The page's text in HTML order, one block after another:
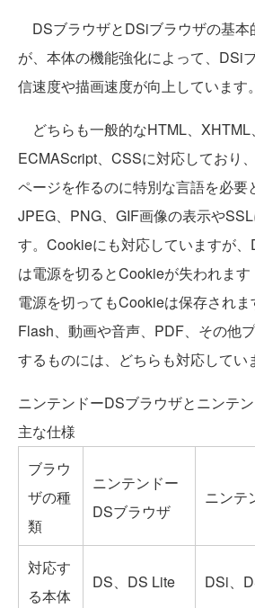
DSブラウザとDSiブラウザの基本
が、本体の機能強化によって、DSi
信速度や描画速度が向上しています。
どちらも一般的なHTML、XHTML
ECMAScript、CSSに対応しており
ページを作るのに特別な言語を必要
JPEG、PNG、GIF画像の表示や
す。Cookieにも対応していますが
は電源を切るとCookieが失われま
電源を切ってもCookieは保存されま
Flash、動画や音声、PDF、その他
するものには、どちらも対応してい
ニンテンドーDSブラウザとニンテ
主な仕様
ブラウ
ザの種
類
ニンテンドー
DSブラウザ
ニンテ
対応す
る本体
DS、DS Lite DSi、